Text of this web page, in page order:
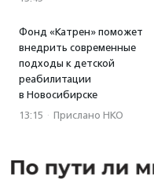
Фонд «Катрен» поможет
внедрить современные
подходы к детской
реабилитации
в Новосибирске
13:15 · Прислано НКО